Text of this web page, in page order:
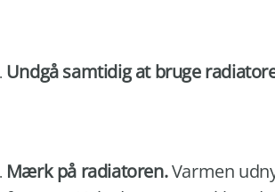
Undgå samtidig at bruge
Mærk på radiatoren.Varmen